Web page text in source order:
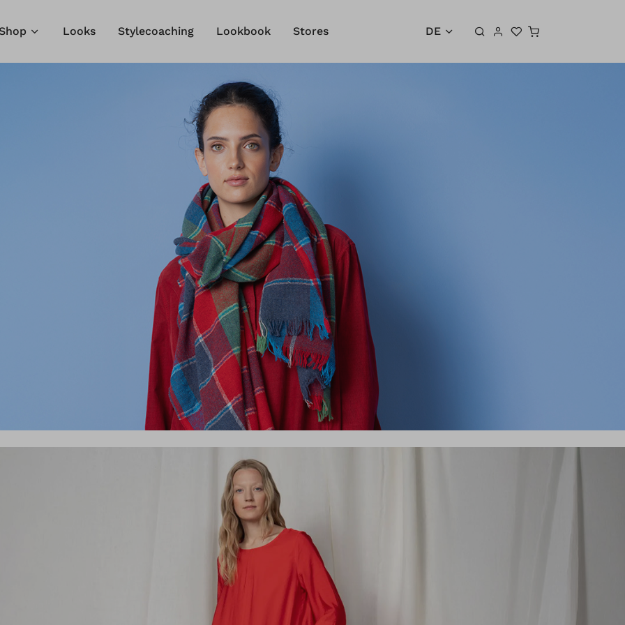
Warenkorb
Looks Stylecoaching Lookbook Stores DE